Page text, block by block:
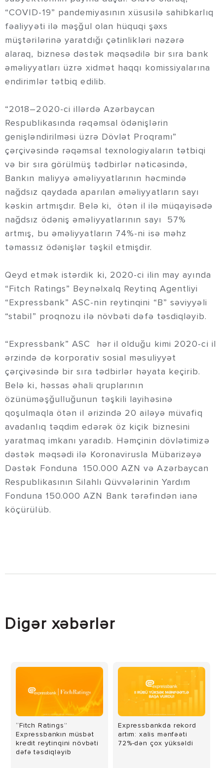
“COVID-19” pandemiyasının xüsusilə sahibkarlıq
fəaliyyəti ilə məşğul olan hüquqi şəxs
müştərilərinə yaratdığı çətinlikləri nəzərə
alaraq, biznesə dəstək məqsədilə bir sıra bank
əməliyyatları üzrə xidmət haqqı komissiyalarına
endirimlər tətbiq edilib.
“2018–2020-ci illərdə Azərbaycan
Respublikasında rəqəmsal ödənişlərin
genişləndirilməsi üzrə Dövlət Proqramı”
çərçivəsində rəqəmsal texnologiyaların tətbiqi
və bir sıra görülmüş tədbirlər nəticəsində,
Bankın maliyyə əməliyyatlarının həcmində
nağdsız qaydada aparılan əməliyyatların sayı
kəskin artmışdır. Belə ki, ötən il ilə müqayisədə
nağdsız ödəniş əməliyyatlarının sayı 57%
artmış, bu əməliyyatların 74%-ni isə məhz
təmassız ödənişlər təşkil etmişdir.
Qeyd etmək istərdik ki, 2020-ci ilin may ayında
“Fitch Ratings” Beynəlxalq Reytinq Agentliyi
“Expressbank” ASC-nin reytinqini “B” səviyyəli
“stabil” proqnozu ilə növbəti dəfə təsdiqləyib.
“Expressbank” ASC hər il olduğu kimi 2020-ci il
ərzində də korporativ sosial məsuliyyət
çərçivəsində bir sıra tədbirlər həyata keçirib.
Belə ki, həssas əhali qruplarının
özünüməşğulluğunun təşkili layihəsinə
qoşulmaqla ötən il ərizində 20 ailəyə müvafiq
avadanlıq təqdim edərək öz kiçik biznesini
yaratmaq imkanı yaradıb. Həmçinin dövlətimizə
dəstək məqsədi ilə Koronavirusla Mübarizəyə
Dəstək Fonduna 150.000 AZN və Azərbaycan
Respublikasının Silahlı Qüvvələrinin Yardım
Fonduna 150.000 AZN Bank tərəfindən ianə
köçürülüb.
Digər xəbərlər
“Fitch Ratings”
Expressbankın müsbət
kredit reytinqini növbəti
dəfə təsdiqləyib
Expressbankda rekord
artım: xalis mənfəəti
72%-dən çox yüksəldi